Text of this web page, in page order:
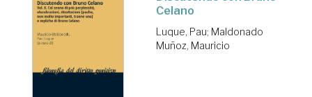
Celano
Luque, Pau; Maldonado
Muñoz, Mauricio